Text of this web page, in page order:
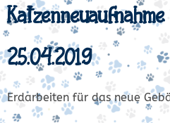
25.04.2019
Erdarbeiten für das neue